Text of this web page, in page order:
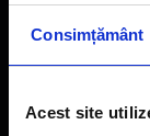
Consimțământ
Acest site